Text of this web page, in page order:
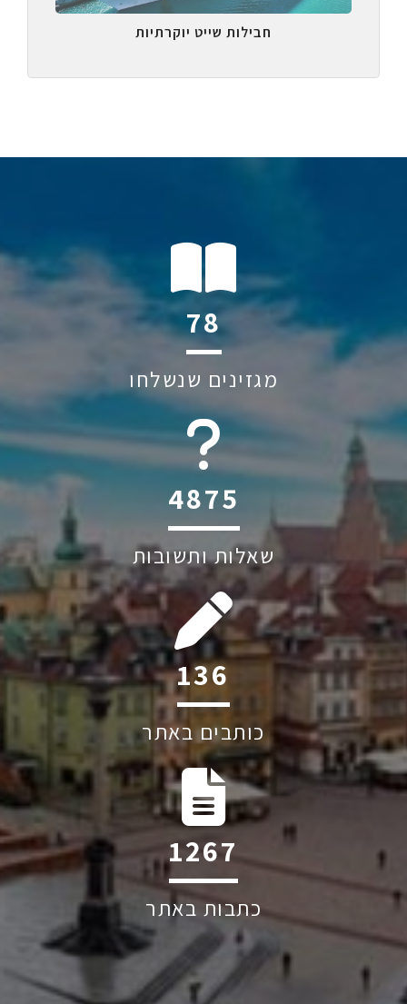
חבילות שייט יוקרתיות
107
מגזינים שנשלחו
6045
שאלות ותשובות
187
כותבים באתר
1744
כתבות באתר